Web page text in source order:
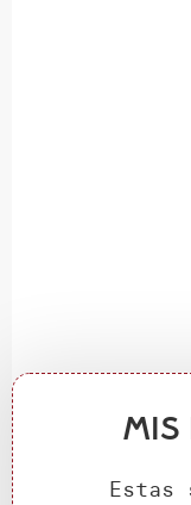
Estas